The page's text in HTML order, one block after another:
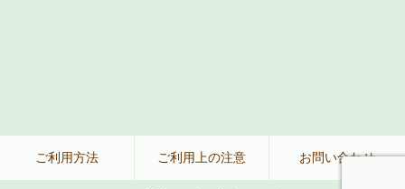
ご利用方法 ご利用上の注意 お問い合わせ